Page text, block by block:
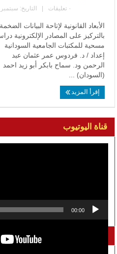
التاريخ: سبتمبر 16, 2021 | ٠ تعليقات
الأبعاد القانونية لإتاحة البيانات الضخمة
بالتركيز على المصادر الإلكترونية
مسحية للمكتبات الجامعية السودانية
إعداد / د. فردوس عمر عثمان عبد
الرحمن ود. سماح بابكر أبو زيد احمد
(السودان) ...
إقرأ المزيد
قناة اليوتيوب
00:00
تواصل معنا على الفيسبوك